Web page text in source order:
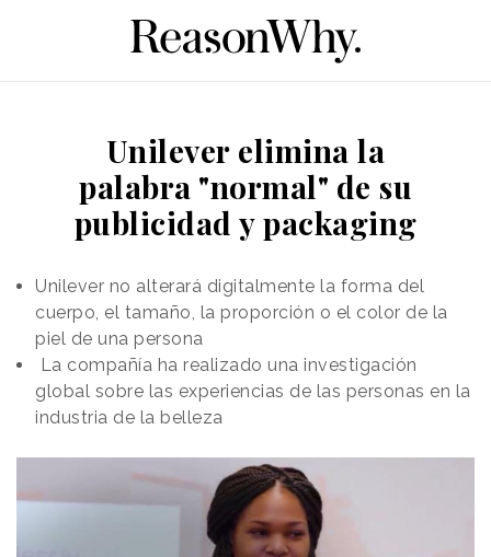
Unilever elimina la
palabra "normal" de su
publicidad y packaging
Unilever no alterará digitalmente la forma del
cuerpo, el tamaño, la proporción o el color de la
piel de una persona
La compañía ha realizado una investigación
global sobre las experiencias de las personas en la
industria de la belleza